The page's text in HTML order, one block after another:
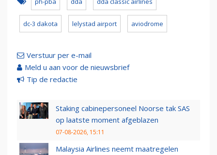
dc-3 dakota lelystad airport aviodrome
Verstuur per e-mail
Meld u aan voor de nieuwsbrief
Tip de redactie
Staking cabinepersoneel Noorse tak SAS
op laatste moment afgeblazen
07-08-2026, 15:11
Malaysia Airlines neemt maatregelen